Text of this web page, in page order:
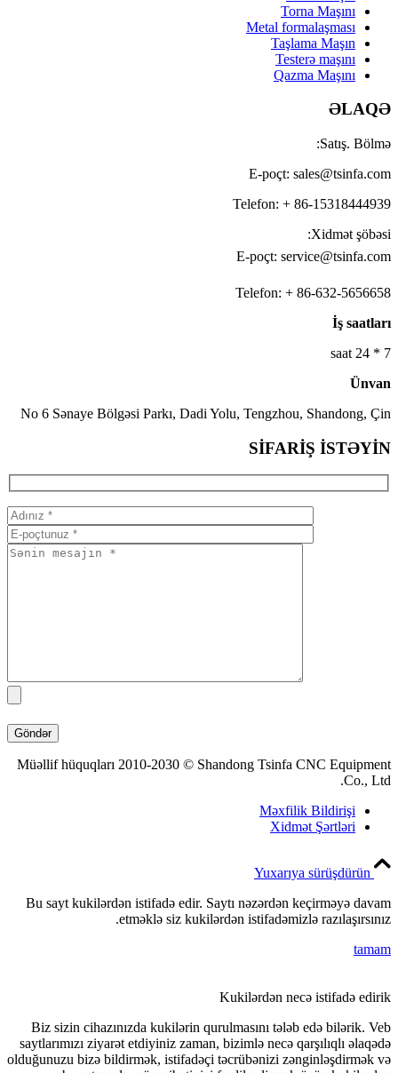
No 6
Müəllif
Bu sayt
Biz sizin
olduğunuzu